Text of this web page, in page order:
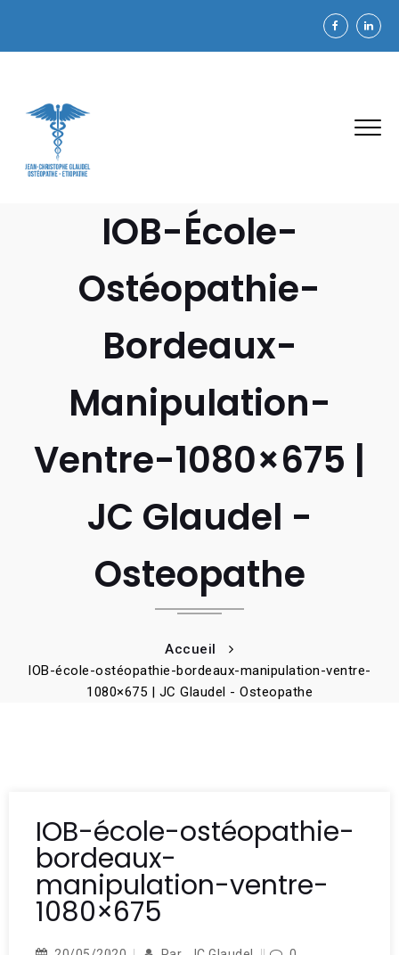
IOB-École-
Ostéopathie-
Bordeaux-
Manipulation-
Ventre-1080×675 |
JC Glaudel -
Osteopathe
Accueil
IOB-école-ostéopathie-bordeaux-manipulation-ventre-
1080×675 | JC Glaudel - Osteopathe
IOB-école-ostéopathie-
bordeaux-
manipulation-ventre-
1080×675